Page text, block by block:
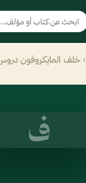
› خلف المايكروفون
ف